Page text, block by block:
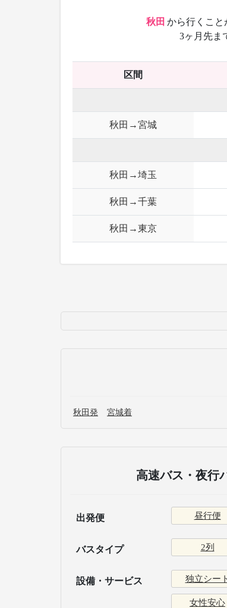
秋田 から行くこと
3ヶ月先ま
区間
秋田→宮城
秋田→埼玉
秋田→千葉
秋田→東京
秋田発 宮城着
高速バス・夜行
出発便 昼行便
バスタイプ 2列
設備・サービス 独立シー
女性安心